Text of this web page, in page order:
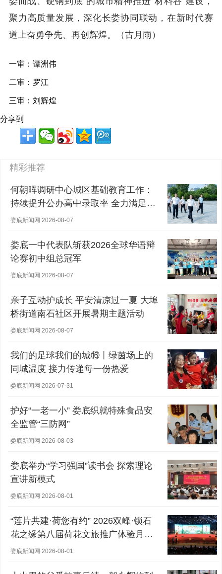
聚力高质量发展，深化长娄协同联动，在新时代赛
道上奋勇争先、再创辉煌。（古月雨 ）
一审：谭洲伟
二审：罗江
三审：刘辉煌
分享到
精彩推荐
何朝晖调研中心城区基础教育工作：
持续提升公办高中录取率 全力满足群
众对优质教育的需求
娄底新闻网 2026-08-07
娄底一中代表队斩获2026全球华语辩
论赛初中组总冠军
娄底新闻网 2026-08-07
亲子互动护成长 平安清凉过一夏 大埠
桥街道南石社区开展暑期主题活动
娄底新闻网 2026-08-07
我们的足球我们的城⑯丨绿茵场上的
同城温度 接力传递每一份热爱
娄底新闻网 2026-07-31
护好“一老一小” 娄底织就特殊食品安
全监管“三防网”
娄底新闻网 2026-08-03
娄底举办“学习强国”读书会 探索理论
宣讲新模式
娄底新闻网 2026-08-01
“莲片共建·荷您有约” 2026双峰·锁石
花之缘第八届荷花文旅推广体验月盛
大开幕
娄底新闻网 2026-08-01